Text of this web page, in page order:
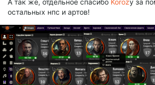
остальных нпс и артов!